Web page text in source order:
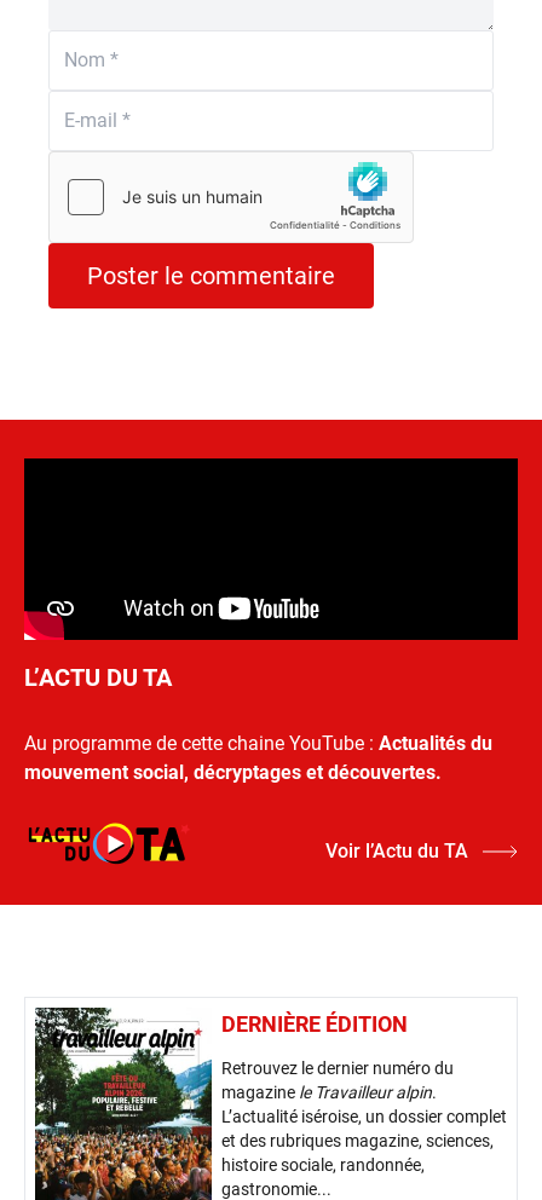
L’ACTU DU TA
Au programme de cette chaine YouTube : Actualités du
mouvement social, décryptages et découvertes.
Voir l’Actu du TA
DERNIÈRE ÉDITION
Retrouvez le dernier numéro du
magazine le Travailleur alpin.
L’actualité iséroise, un dossier complet
et des rubriques magazine, sciences,
histoire sociale, randonnée,
gastronomie...